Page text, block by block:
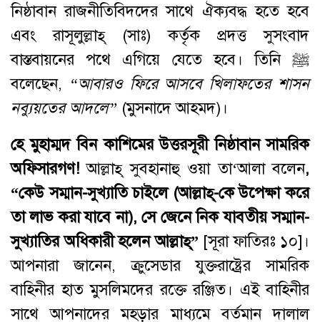
নিষ্ঠাবান রাজনীতিবিদদের সাথে ঐক্যবদ্ধ হতে হবে
এবং রাসূলুল্লাহ্‌ (সাঃ) কর্তৃক প্রদত্ত সুসংবাদ
বাস্তবায়নের পথে এগিয়ে যেতে হবে। তিনি ﷺ
বলেছেন, “আবারও ফিরে আসবে খিলাফতের শাসন
নব্যুয়তের আদলে” (মুসনাদে আহমদ)।
হে মুহাম্মদ বিন কাশিমের উত্তরসূরী নিষ্ঠাবান সামরিক
অফিসারগণ! আল্লাহ্‌ সুবহানাহু ওয়া তা‘আলা বলেন,
“কেউ সম্মান-সুখ্যাতি চাইলে (আল্লাহ্-কে উপেক্ষা করে
তা লাভ করা যাবে না), সে জেনে নিক যাবতীয় সম্মান-
সুখ্যাতির অধিকারী হলেন আল্লাহ্” [সূরা ফাতিরঃ ১০]।
আপনারা জানেন, ক্রুসেডার যুক্তরাষ্ট্রের সামরিক
বাহিনীর হাত মুসলিমদের রক্তে রঞ্জিত। এই বাহিনীর
সাথে আপনাদের মহড়ার মাধ্যমে বর্তমান দালাল